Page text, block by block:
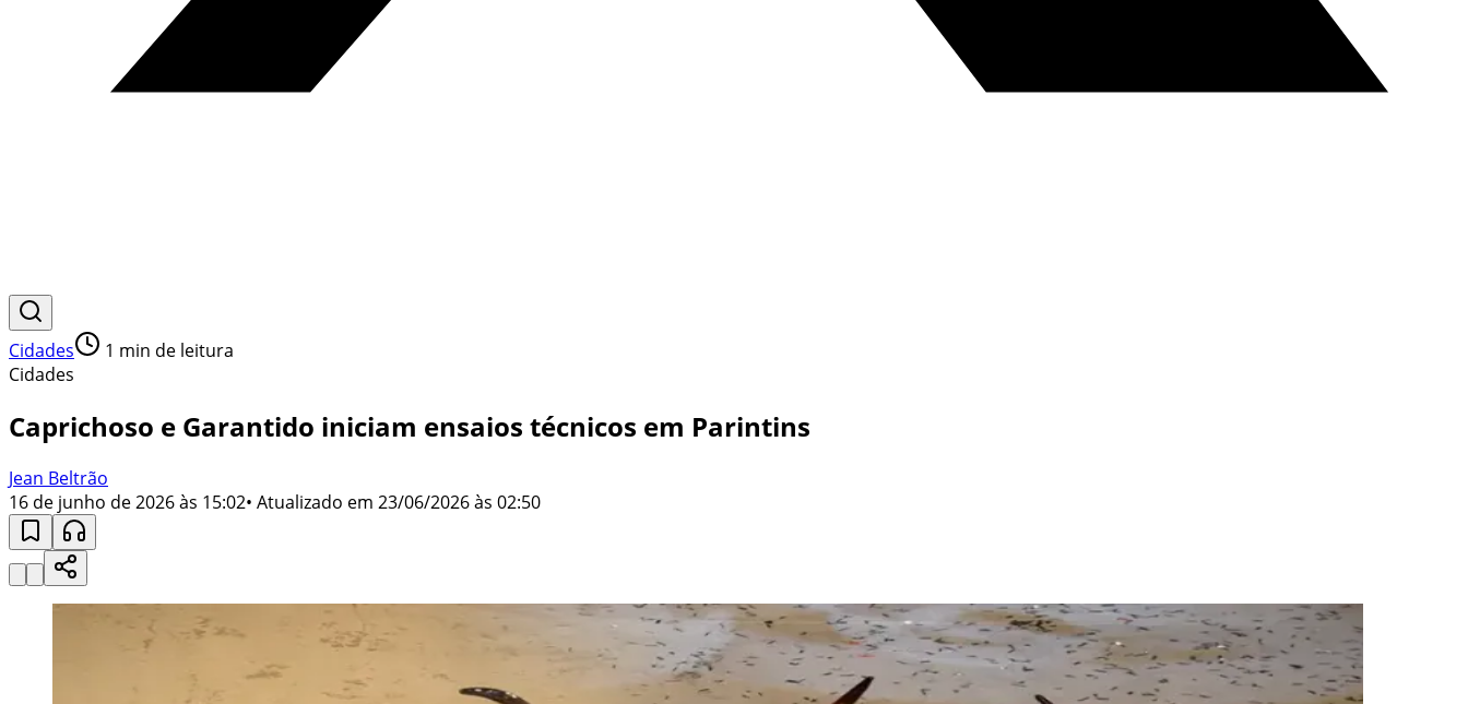
Cidades 1 min de leitura
Cidades
Caprichoso e Garantido iniciam ensaios técnicos em Parintins
Jean Beltrão
16 de junho de 2026 às 15:02• Atualizado em 23/06/2026 às 02:50